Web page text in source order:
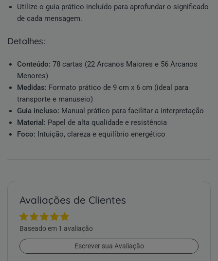
Utilize o guia prático incluído para aprofundar o significado
de cada mensagem.
detalhes:
Conteúdo: 78 cartas (22 Arcanos Maiores e 56 Arcanos
Menores)
Medidas: Formato prático de 9 cm x 6 cm (ideal para
transporte e manuseio)
Guia incluso: Manual prático para facilitar a interpretação
Material: Papel de alta qualidade e resistência
Foco: Intuição, clareza e equilíbrio energético
Avaliações de Clientes
Baseado em 1 avaliação
Escrever sua Avaliação